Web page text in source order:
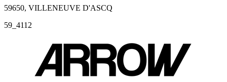
59650, VILLENEUVE D'ASCQ
59_4112